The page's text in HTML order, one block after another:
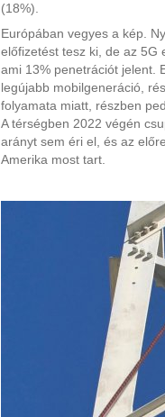
(18%).
Európában vegyes a kép.
előfizetést tesz ki, de az 5G
ami 13% penetrációt jelent.
legújabb mobilgeneráció,
folyamata miatt, részben
A térségben 2022 végén
arányt sem éri el, és az
Amerika most tart.